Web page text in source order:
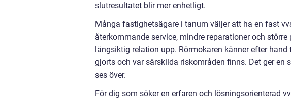
slutresultatet blir mer enhetligt.
Många fastighetsägare i tanum väljer att ha en fast
återkommande service, mindre reparationer och
långsiktig relation upp. Rörmokaren känner efter
gjorts och var särskilda riskområden finns. Det ger
ses över.
För dig som söker en erfaren och lösningsorienterad